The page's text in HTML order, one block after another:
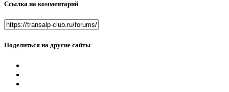
Ссылка на комментарий
Поделиться на другие сайты